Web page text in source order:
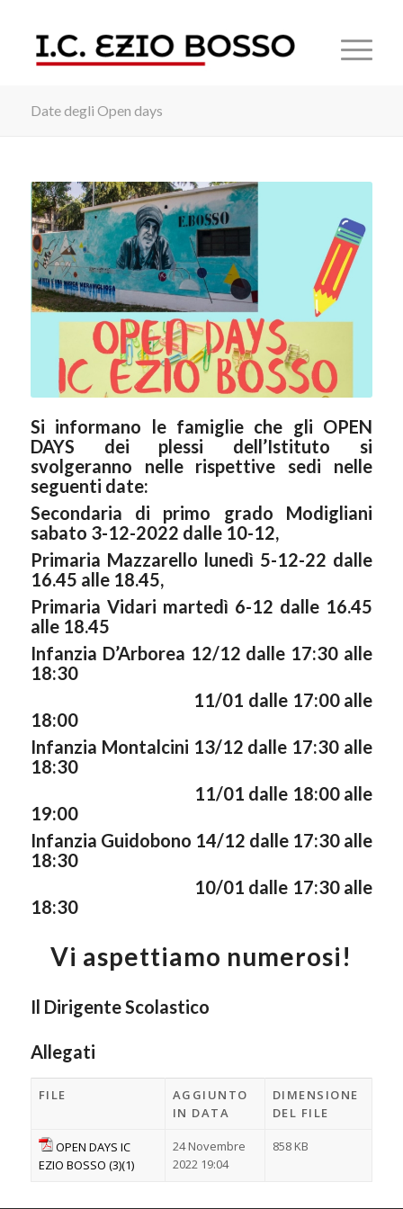
Date degli Open days
Si informano le famiglie che gli OPEN
DAYS dei plessi dell’Istituto si
svolgeranno nelle rispettive sedi nelle
seguenti date:
Secondaria di primo grado Modigliani
sabato 3-12-2022 dalle 10-12,
Primaria Mazzarello lunedì 5-12-22 dalle
16.45 alle 18.45,
Primaria Vidari martedì 6-12 dalle 16.45
alle 18.45
Infanzia D’Arborea 12/12 dalle 17:30 alle
18:30
11/01 dalle 17:00 alle
18:00
Infanzia Montalcini 13/12 dalle 17:30 alle
18:30
11/01 dalle 18:00 alle
19:00
Infanzia Guidobono 14/12 dalle 17:30 alle
18:30
10/01 dalle 17:30 alle
18:30
Vi aspettiamo numerosi!
Il Dirigente Scolastico
Allegati
FILE
AGGIUNTO
IN DATA
DIMENSIONE
DEL FILE
OPEN DAYS IC
EZIO BOSSO (3)(1)
24 Novembre
2022 19:04
858 KB